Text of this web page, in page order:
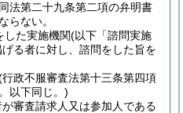
法第二十九条第二項の弁明書
らない。
した実施機関(以下「諮問実施
る者に対し、諮問をした旨を
行政不服審査法第十三条第四項
以下同じ。)
審査請求人又は参加人である